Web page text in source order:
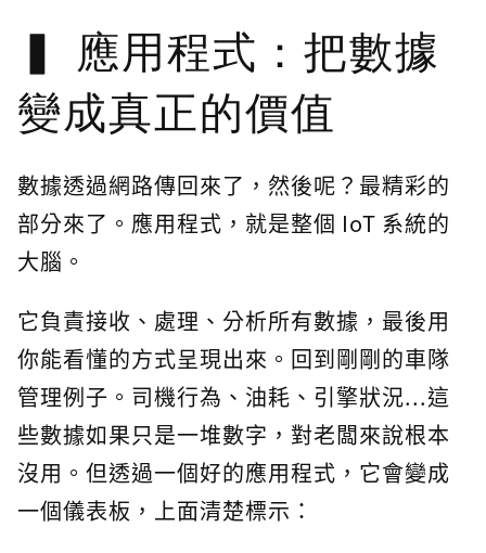
應用程式：把數據
變成真正的價值
數據透過網路傳回來了，然後呢？最精彩的
部分來了。應用程式，就是整個 IoT 系統的
大腦。
它負責接收、處理、分析所有數據，最後用
你能看懂的方式呈現出來。回到剛剛的車隊
管理例子。司機行為、油耗、引擎狀況...這
些數據如果只是一堆數字，對老闆來說根本
沒用。但透過一個好的應用程式，它會變成
一個儀表板，上面清楚標示：